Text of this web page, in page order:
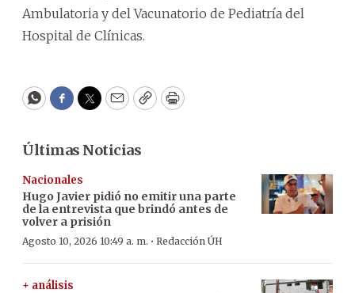
Ambulatoria y del Vacunatorio de Pediatría del
Hospital de Clínicas.
WhatsApp
Facebook
Twitter
EmailCopyPrint
Últimas Noticias
Nacionales
Hugo Javier pidió no emitir una parte
de la entrevista que brindó antes de
volver a prisión
Agosto 10, 2026 10:49 a. m. · Redacción ÚH
+ análisis